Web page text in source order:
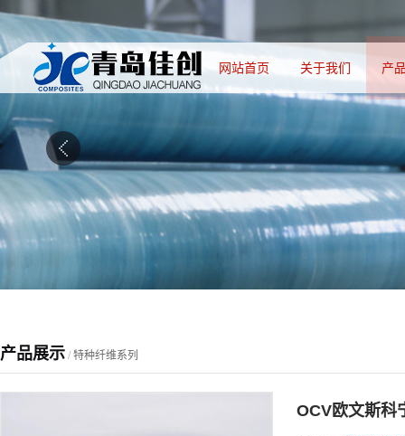
网站首页 关于我们 产
产品展示 / 特种纤维系列
OCV欧文斯科